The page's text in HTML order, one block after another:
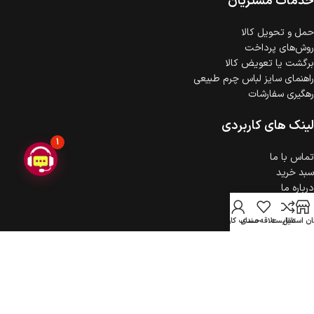
حمل‌ و تحویل کالا
روش‌های پرداخت
برگشت یا تعویض کالا
راهنمای سایز لباس چرم طبیعی
رهگیری سفارشات
لینک های کاربردی
تماس با ما
سبد خرید
درباره ما
حریم خصوصی
ثبت شکایت
استایلمقایسهعلاقه مندی
حساب کاربری
1